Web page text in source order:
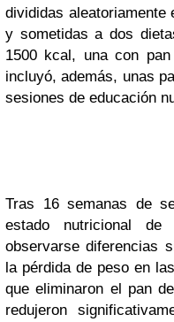
divididas aleatoriamente
y sometidas a dos
1500 kcal, una con
incluyó, además, unas
sesiones de educación
Tras 16 semanas de
estado nutricional
observarse diferencias
la pérdida de peso en
que eliminaron el pan
redujeron